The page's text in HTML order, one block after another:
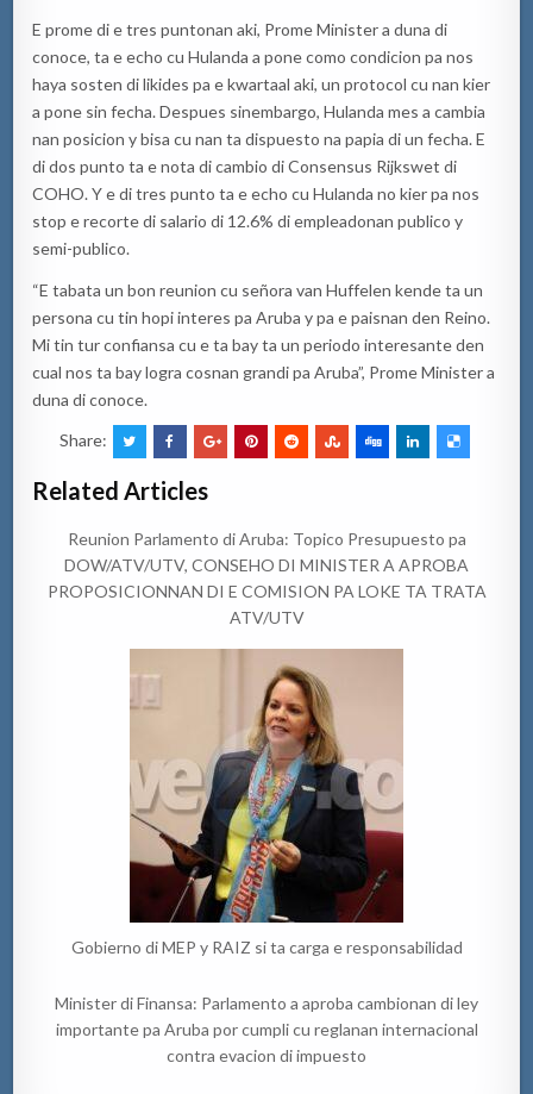
E prome di e tres puntonan aki, Prome Minister a duna di
conoce, ta e echo cu Hulanda a pone como condicion pa nos
haya sosten di likides pa e kwartaal aki, un protocol cu nan kier
a pone sin fecha. Despues sinembargo, Hulanda mes a cambia
nan posicion y bisa cu nan ta dispuesto na papia di un fecha. E
di dos punto ta e nota di cambio di Consensus Rijkswet di
COHO. Y e di tres punto ta e echo cu Hulanda no kier pa nos
stop e recorte di salario di 12.6% di empleadonan publico y
semi-publico.
“E tabata un bon reunion cu señora van Huffelen kende ta un
persona cu tin hopi interes pa Aruba y pa e paisnan den Reino.
Mi tin tur confiansa cu e ta bay ta un periodo interesante den
cual nos ta bay logra cosnan grandi pa Aruba”, Prome Minister a
duna di conoce.
Share:
Related Articles
Reunion Parlamento di Aruba: Topico Presupuesto pa
DOW/ATV/UTV, CONSEHO DI MINISTER A APROBA
PROPOSICIONNAN DI E COMISION PA LOKE TA TRATA
ATV/UTV
Gobierno di MEP y RAIZ si ta carga e responsabilidad
Minister di Finansa: Parlamento a aproba cambionan di ley
importante pa Aruba por cumpli cu reglanan internacional
contra evacion di impuesto